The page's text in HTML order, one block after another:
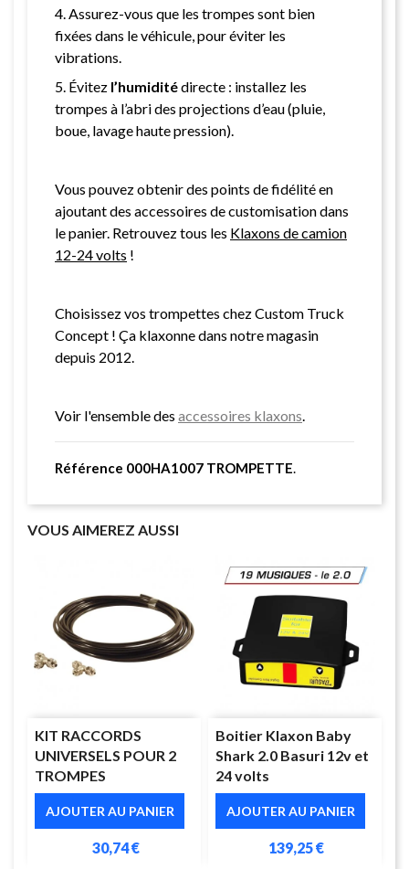
4. Assurez-vous que les trompes sont bien
fixées dans le véhicule, pour éviter les
vibrations.
5. Évitez l’humiditédirecte : installez les
trompes à l’abri des projections d’eau (pluie,
boue, lavage haute pression).
Vous pouvez obtenir des points de fidélité en
ajoutant des accessoires de customisation dans
le panier. Retrouvez tous les Klaxons de camion
12-24 volts !
Choisissez vos trompettes chez Custom Truck
Concept ! Ça klaxonne dans notre magasin
depuis 2012.
Voir l'ensemble des accessoires klaxons
Référence 000HA1007 TROMPETTE
VOUS AIMEREZ AUSSI
KIT RACCORDS
UNIVERSELS POUR 2
TROMPES
AJOUTER AU PANIER
30,74 €
Boitier Klaxon Baby
Shark 2.0 Basuri 12v et
24 volts
AJOUTER AU PANIER
139,25 €